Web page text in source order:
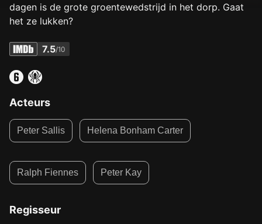
dagen is de grote groentewedstrijd in het dorp. Gaat
het ze lukken?
7.5/10
Acteurs
Peter Sallis Helena Bonham Carter
Ralph Fiennes Peter Kay
Regisseur